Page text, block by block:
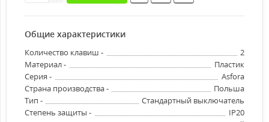
Общие характеристики
Количество клавиш -
2
Материал -
Пластик
Серия -
Asfora
Страна производства -
Польша
Тип -
Стандартный выключатель
Степень защиты -
IP20